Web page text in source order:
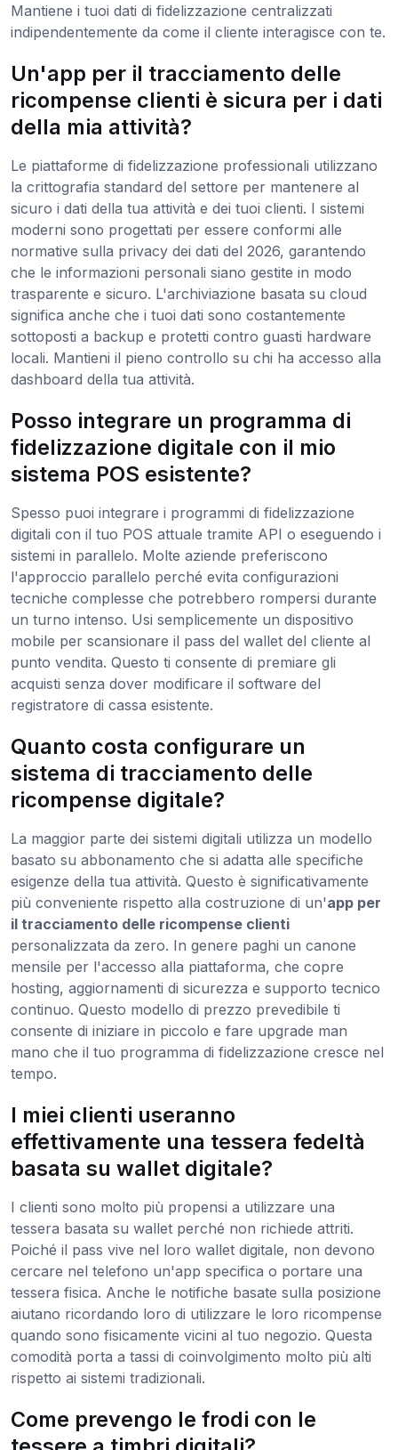
Mantiene i tuoi dati di fidelizzazione centralizzati
indipendentemente da come il cliente interagisce con te.
Un'app per il tracciamento delle
ricompense clienti è sicura per i dati
della mia attività?
Le piattaforme di fidelizzazione professionali utilizzano
la crittografia standard del settore per mantenere al
sicuro i dati della tua attività e dei tuoi clienti. I sistemi
moderni sono progettati per essere conformi alle
normative sulla privacy dei dati del 2026, garantendo
che le informazioni personali siano gestite in modo
trasparente e sicuro. L'archiviazione basata su cloud
significa anche che i tuoi dati sono costantemente
sottoposti a backup e protetti contro guasti hardware
locali. Mantieni il pieno controllo su chi ha accesso alla
dashboard della tua attività.
Posso integrare un programma di
fidelizzazione digitale con il mio
sistema POS esistente?
Spesso puoi integrare i programmi di fidelizzazione
digitali con il tuo POS attuale tramite API o eseguendo i
sistemi in parallelo. Molte aziende preferiscono
l'approccio parallelo perché evita configurazioni
tecniche complesse che potrebbero rompersi durante
un turno intenso. Usi semplicemente un dispositivo
mobile per scansionare il pass del wallet del cliente al
punto vendita. Questo ti consente di premiare gli
acquisti senza dover modificare il software del
registratore di cassa esistente.
Quanto costa configurare un
sistema di tracciamento delle
ricompense digitale?
La maggior parte dei sistemi digitali utilizza un modello
basato su abbonamento che si adatta alle specifiche
esigenze della tua attività. Questo è significativamente
più conveniente rispetto alla costruzione di un'app per
il tracciamento delle ricompense clienti
personalizzata da zero. In genere paghi un canone
mensile per l'accesso alla piattaforma, che copre
hosting, aggiornamenti di sicurezza e supporto tecnico
continuo. Questo modello di prezzo prevedibile ti
consente di iniziare in piccolo e fare upgrade man
mano che il tuo programma di fidelizzazione cresce nel
tempo.
I miei clienti useranno
effettivamente una tessera fedeltà
basata su wallet digitale?
I clienti sono molto più propensi a utilizzare una
tessera basata su wallet perché non richiede attriti.
Poiché il pass vive nel loro wallet digitale, non devono
cercare nel telefono un'app specifica o portare una
tessera fisica. Anche le notifiche basate sulla posizione
aiutano ricordando loro di utilizzare le loro ricompense
quando sono fisicamente vicini al tuo negozio. Questa
comodità porta a tassi di coinvolgimento molto più alti
rispetto ai sistemi tradizionali.
Come prevengo le frodi con le